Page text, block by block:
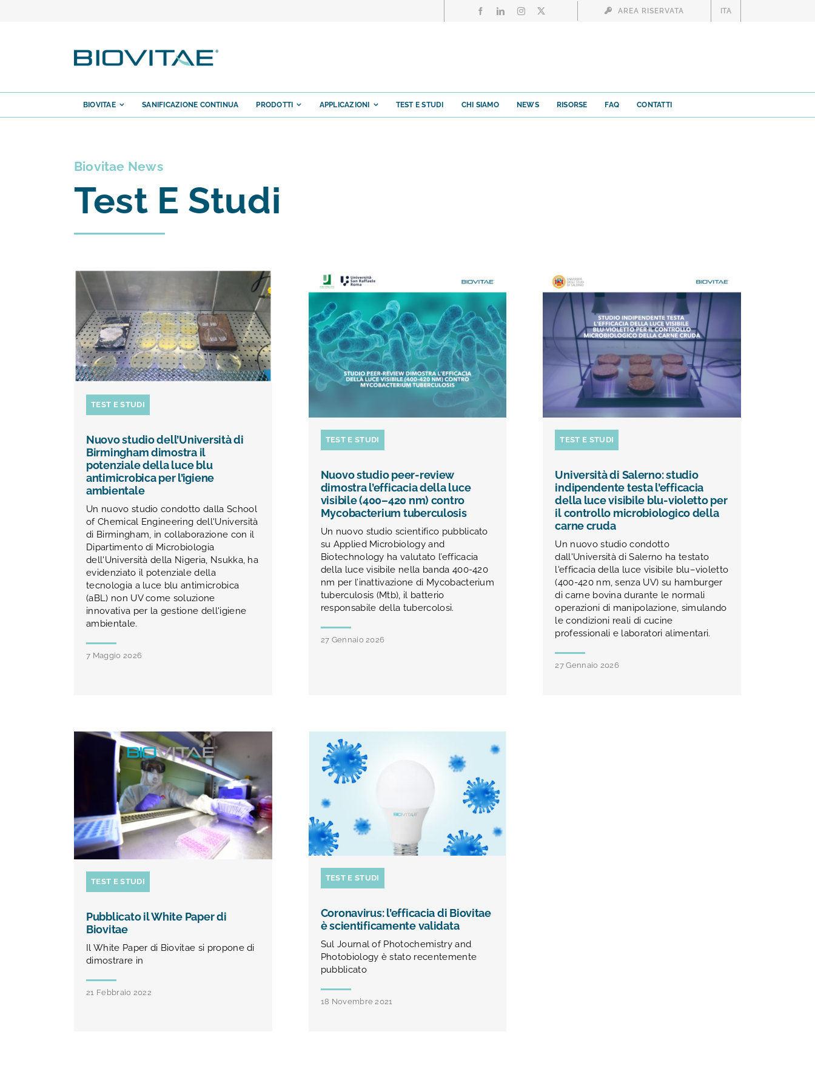
AREA RISERVATA ITA
BIOVITAE SANIFICAZIONE CONTINUA PRODOTTI APPLICAZIONI TEST E STUDI CHI SIAMO NEWS RISORSE FAQ CONTATTI
Biovitae News
Test E Studi
TEST E STUDI
Nuovo studio dell’Università di
Birmingham dimostra il
potenziale della luce blu
antimicrobica per l’igiene
ambientale
Un nuovo studio condotto dalla School
of Chemical Engineering dell'Università
di Birmingham, in collaborazione con il
Dipartimento di Microbiologia
dell'Università della Nigeria, Nsukka, ha
evidenziato il potenziale della
tecnologia a luce blu antimicrobica
(aBL) non UV come soluzione
innovativa per la gestione dell'igiene
ambientale.
7 Maggio 2026
TEST E STUDI
Nuovo studio peer-review
dimostra l’efficacia della luce
visibile (400–420 nm) contro
Mycobacterium tuberculosis
Un nuovo studio scientifico pubblicato
su Applied Microbiology and
Biotechnology ha valutato l’efficacia
della luce visibile nella banda 400-420
nm per l’inattivazione di Mycobacterium
tuberculosis (Mtb), il batterio
responsabile della tubercolosi.
27 Gennaio 2026
TEST E STUDI
Università di Salerno: studio
indipendente testa l’efficacia
della luce visibile blu-violetto per
il controllo microbiologico della
carne cruda
Un nuovo studio condotto
dall'Università di Salerno ha testato
l'efficacia della luce visibile blu–violetto
(400-420 nm, senza UV) su hamburger
di carne bovina durante le normali
operazioni di manipolazione, simulando
le condizioni reali di cucine
professionali e laboratori alimentari.
27 Gennaio 2026
TEST E STUDI
Pubblicato il White Paper di
Biovitae
Il White Paper di Biovitae si propone di
dimostrare in
21 Febbraio 2022
TEST E STUDI
Coronavirus: l’efficacia di Biovitae
è scientificamente validata
Sul Journal of Photochemistry and
Photobiology è stato recentemente
pubblicato
18 Novembre 2021